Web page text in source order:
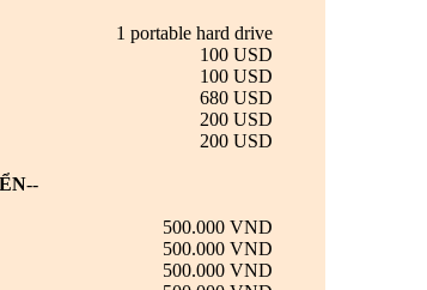
1 portable hard drive
100 USD
100 USD
680 USD
200 USD
200 USD
--
500.000 VND
500.000 VND
500.000 VND